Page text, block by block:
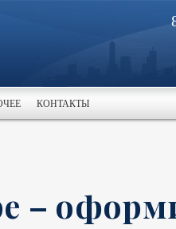
КОНТАКТЫ
–